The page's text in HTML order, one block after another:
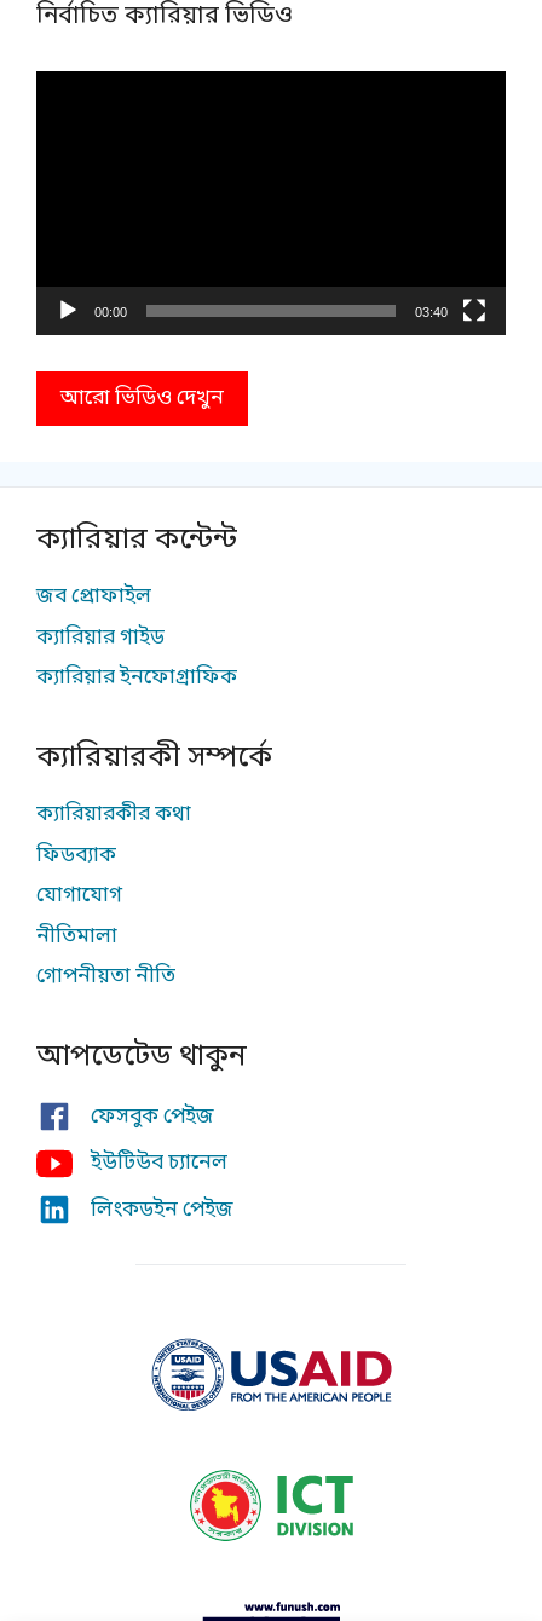
নির্বাচিত ক্যারিয়ার ভিডিও
00:00 03:40
আরো ভিডিও দেখুন
ক্যারিয়ার কন্টেন্ট
জব প্রোফাইল
ক্যারিয়ার গাইড
ক্যারিয়ার ইনফোগ্রাফিক
ক্যারিয়ারকী সম্পর্কে
ক্যারিয়ারকীর কথা
ফিডব্যাক
যোগাযোগ
নীতিমালা
গোপনীয়তা নীতি
আপডেটেড থাকুন
ফেসবুক পেইজ
ইউটিউব চ্যানেল
লিংকডইন পেইজ